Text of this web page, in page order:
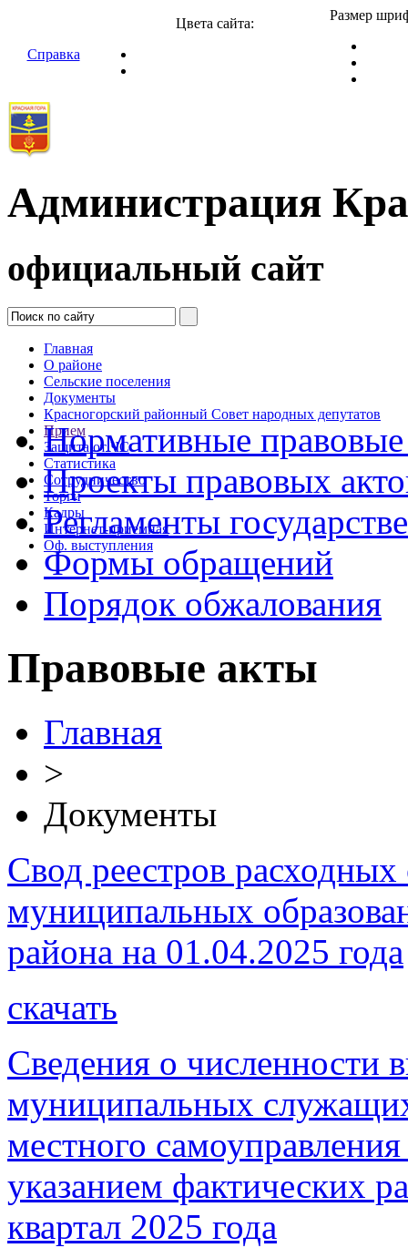
Справка
Цвета сайта:
Размер
Администрация
официальный сайт
Главная
О районе
Сельские поселения
Документы
Красногорский районный Совет народных депутатов
Прием
Защита от ЧС
Статистика
Сотрудничество
Торги
Кадры
Интернет-приемная
Оф. выступления
Нормативные
Проекты правовых
Регламенты
Формы обращений
Порядок обжалования
Правовые акты
Главная
>
Документы
Свод реестров расходных
муниципальных
района на 01.04.2025 года
скачать
Сведения о
муниципальных
местного
указанием фактических
квартал 2025 года